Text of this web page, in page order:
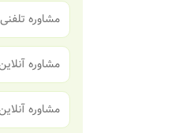
مشاوره
مشاوره
مشاوره